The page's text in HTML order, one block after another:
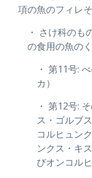
項の魚のフィレ
・ さけ科のも
の食用の魚の
・ 第11号:
カ）
・ 第12号:
ス・ゴルブ
コルヒュン
ンクス・キ
びオンコル